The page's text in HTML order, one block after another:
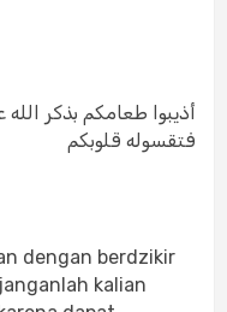
أذيبوا طعامكم بذكر
فتقسوله قلوبكم
dengan berdzikir
kalian